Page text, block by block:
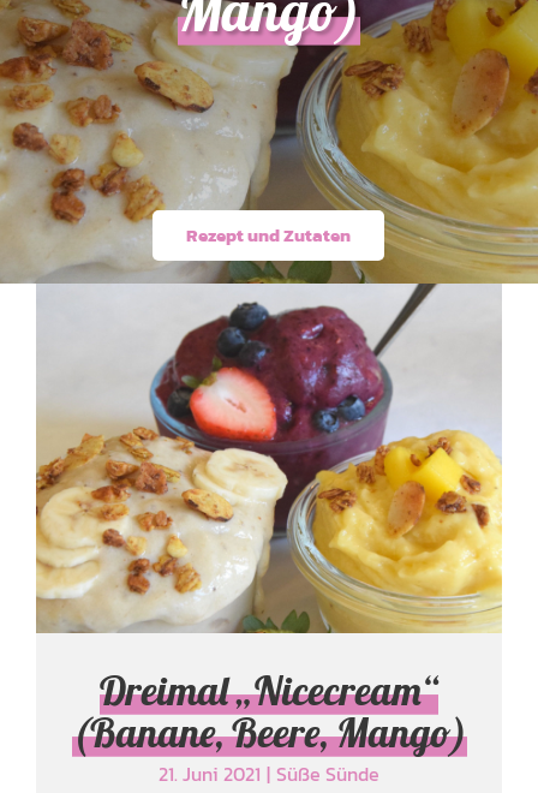
Rezept und Zutaten
Dreimal „Nicecream“
(Banane, Beere, Mango)
Süße Sünde
Dreimal „Nicecream“
(Banane, Beere, Mango)
21. Juni 2021 | Süße Sünde